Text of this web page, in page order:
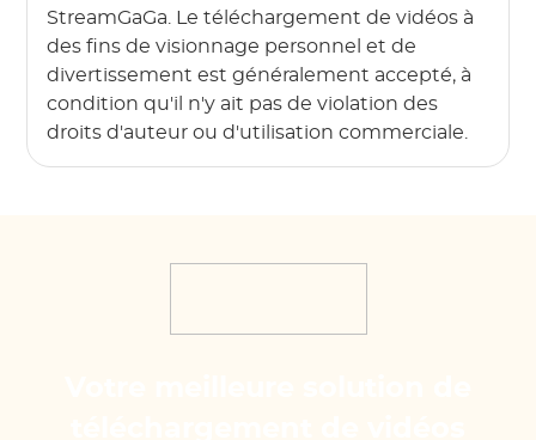
StreamGaGa. Le téléchargement de vidéos à
des fins de visionnage personnel et de
divertissement est généralement accepté, à
condition qu'il n'y ait pas de violation des
droits d'auteur ou d'utilisation commerciale.